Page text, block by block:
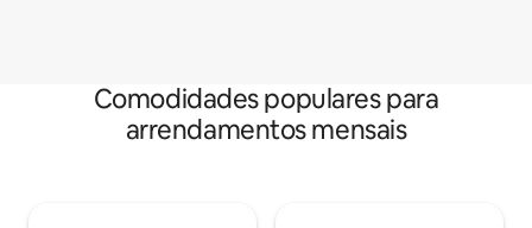
Comodidades populares para
arrendamentos mensais